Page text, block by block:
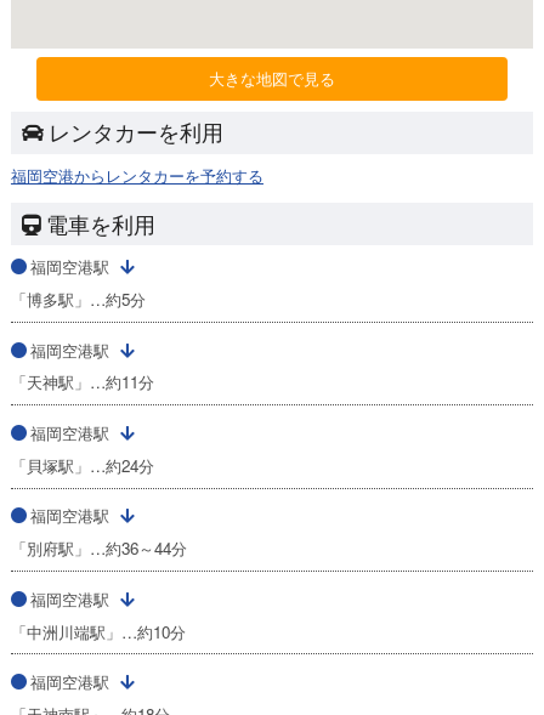
大きな地図で見る
レンタカーを利用
福岡空港からレンタカーを予約する
電車を利用
福岡空港駅
「博多駅」…約5分
福岡空港駅
「天神駅」…約11分
福岡空港駅
「貝塚駅」…約24分
福岡空港駅
「別府駅」…約36～44分
福岡空港駅
「中洲川端駅」…約10分
福岡空港駅